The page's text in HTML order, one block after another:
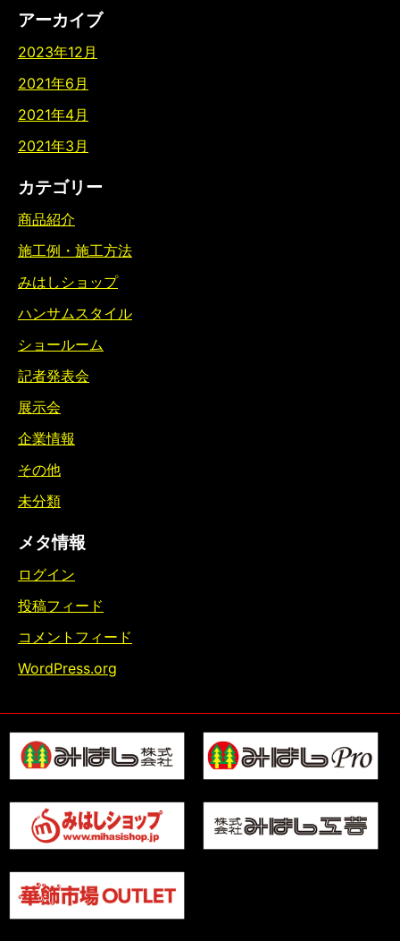
アーカイブ
2023年12月
2021年6月
2021年4月
2021年3月
カテゴリー
商品紹介
施工例・施工方法
みはしショップ
ハンサムスタイル
ショールーム
記者発表会
展示会
企業情報
その他
未分類
メタ情報
ログイン
投稿フィード
コメントフィード
WordPress.org